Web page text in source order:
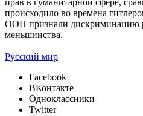
прав в гуманитарной сфере,
происходило во времена
ООН признали дискриминацию
меньшинства.
Русский мир
Facebook
ВКонтакте
Одноклассники
Twitter